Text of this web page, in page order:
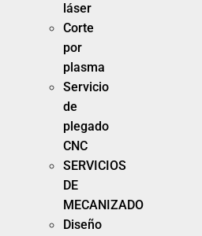
láser
Corte
por
plasma
Servicio
de
plegado
CNC
SERVICIOS
DE
MECANIZADO
Diseño